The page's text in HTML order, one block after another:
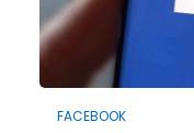
FACEBOOK